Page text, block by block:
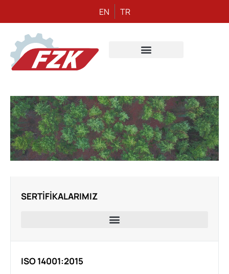
EN TR
SERTIFIKALARIMIZ
ISO 14001:2015